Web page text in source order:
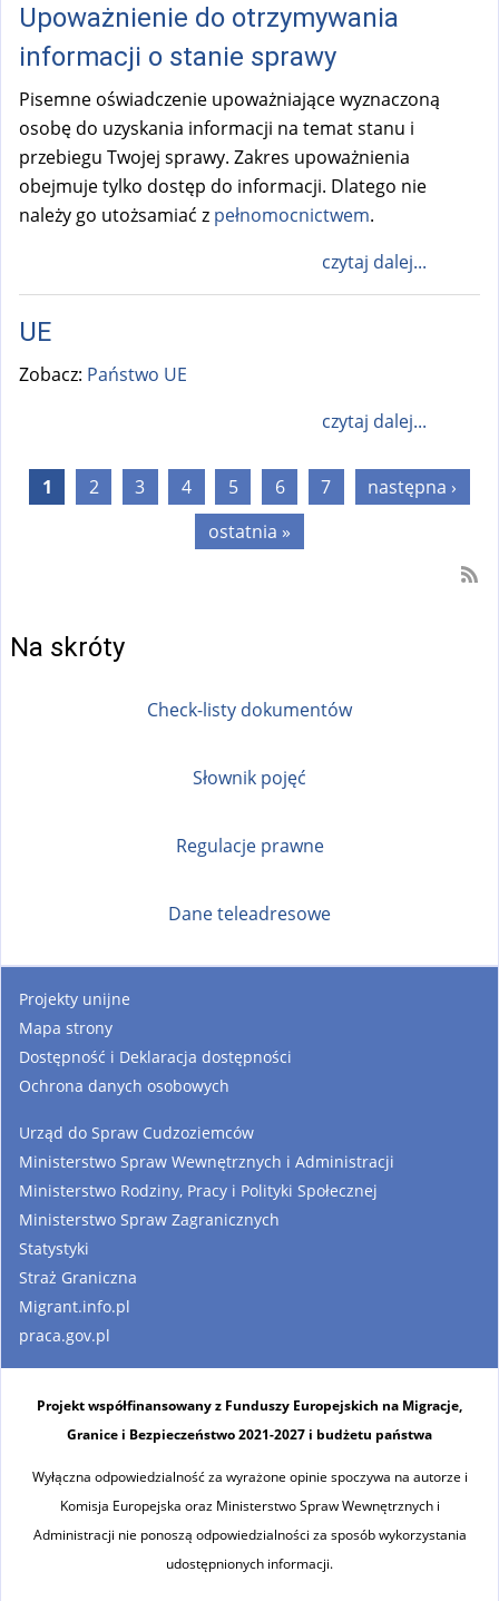
Upoważnienie do otrzymywania
informacji o stanie sprawy
Pisemne oświadczenie upoważniające wyznaczoną
osobę do uzyskania informacji na temat stanu i
przebiegu Twojej sprawy. Zakres upoważnienia
obejmuje tylko dostęp do informacji. Dlatego nie
należy go utożsamiać z pełnomocnictwem.
czytaj dalej...
UE
Zobacz: Państwo UE
czytaj dalej...
Strony
1 2 3 4 5 6 7
następna ›
ostatnia »
Na skróty
Check-listy dokumentów
Słownik pojęć
Regulacje prawne
Dane teleadresowe
Projekty unijne
Mapa strony
Dostępność i Deklaracja dostępności
Ochrona danych osobowych
Urząd do Spraw Cudzoziemców
Ministerstwo Spraw Wewnętrznych i Administracji
Ministerstwo Rodziny, Pracy i Polityki Społecznej
Ministerstwo Spraw Zagranicznych
Statystyki
Straż Graniczna
Migrant.info.pl
praca.gov.pl
Projekt współfinansowany z Funduszy Europejskich na Migracje,
Granice i Bezpieczeństwo 2021-2027 i budżetu państwa
Wyłączna odpowiedzialność za wyrażone opinie spoczywa na autorze i
Komisja Europejska oraz Ministerstwo Spraw Wewnętrznych i
Administracji nie ponoszą odpowiedzialności za sposób wykorzystania
udostępnionych informacji.